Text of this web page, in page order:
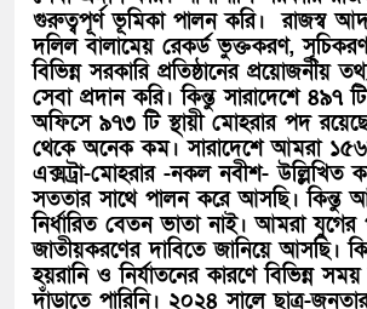
গুরুত্বপূর্ণ ভূমিকা পালন করি। রাজস্ব
দলিল বালামেয় রেকর্ড ভুক্তকরণ,
বিভিন্ন সরকারি প্রতিষ্ঠানের প্রয়োজনীয়
সেবা প্রদান করি। কিন্তু সারাদেশে ৪৯৭
অফিসে ৯৭৩ টি স্থায়ী মোহরার পদ
থেকে অনেক কম। সারাদেশে আমরা
এক্সট্রা-মোহরার -নকল নবীশ- উল্লিখিত
সততার সাথে পালন করে আসছি। কিন্তু
নির্ধারিত বেতন ভাতা নাই। আমরা
জাতীয়করণের দাবিতে জানিয়ে আসছি।
হয়রানি ও নির্যাতনের কারণে বিভিন্ন
দাঁড়াতে পারিনি। ২০২৪ সালে ছাত্র-